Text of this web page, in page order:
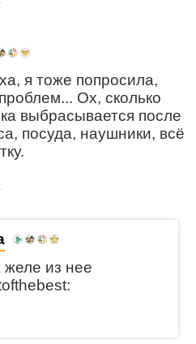
я тоже попросила,
Ох, сколько
выбрасывается после
посуда, наушники, всё
из нее